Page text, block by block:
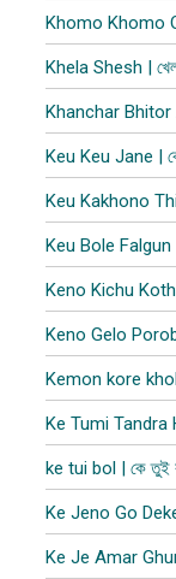
Khomo Khomo
Khela Shesh |
Khanchar Bhitor
Keu Keu Jane |
Keu Kakhono
Keu Bole Falgun |
Keno Kichu
Keno Gelo
Kemon kore
Ke Tumi Tandra
ke tui bol | কে তুই
Ke Jeno Go
Ke Je Amar